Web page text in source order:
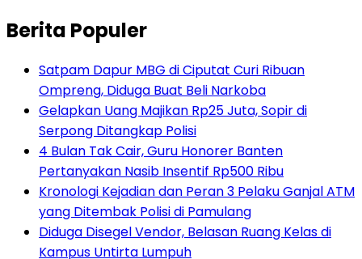
Berita Populer
Satpam Dapur MBG di Ciputat Curi Ribuan
Ompreng, Diduga Buat Beli Narkoba
Gelapkan Uang Majikan Rp25 Juta, Sopir di
Serpong Ditangkap Polisi
4 Bulan Tak Cair, Guru Honorer Banten
Pertanyakan Nasib Insentif Rp500 Ribu
Kronologi Kejadian dan Peran 3 Pelaku Ganjal ATM
yang Ditembak Polisi di Pamulang
Diduga Disegel Vendor, Belasan Ruang Kelas di
Kampus Untirta Lumpuh